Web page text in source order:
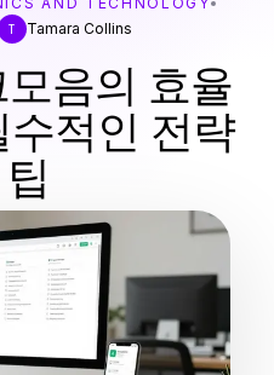
T Tamara Collins
음의 효율
적인 전략